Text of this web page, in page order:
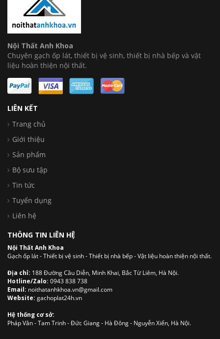
Nội Thất Anh Khoa
Chuyên gạch ốp lát, thiết bị vệ sinh, thiết bị nhà bếp và vật
liệu hoàn thiện nội thất.
LIÊN KẾT
Trang chủ
Giới thiệu
Sản phẩm
Bộ sưu tập
Tin tức
Tuyển dụng
Liên hệ
THÔNG TIN LIÊN HỆ
Nội Thất Anh Khoa
Gạch ốp lát - Thiết bị vệ sinh - Thiết bị nhà bếp - Vật liệu hoàn thiện nội thất.
Địa chỉ: 188 Đường Cầu Diễn, Minh Khai, Bắc Từ Liêm, Hà Nội.
Hotline/Zalo: 0943 838 738
Email: noithatanhkhoa.vn@gmail.com
Website: gachoplat24h.vn
Hệ thống cơ sở:
Pháp Vân - Tam Trinh - Đức Giang - Hà Đông - Nguyễn Xiển, Hà Nội.